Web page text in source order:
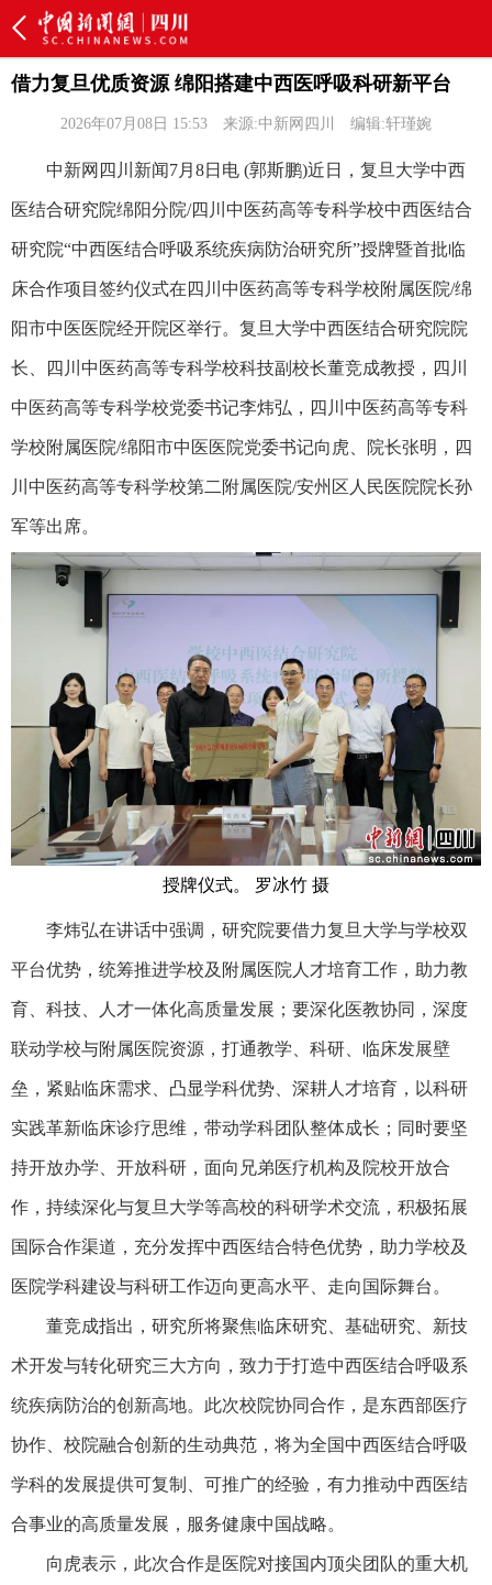
借力复旦优质资源 绵阳搭建中西医呼吸科研新平台
2026年07月08日 15:53 来源:中新网四川 编辑:轩瑾婉
中新网四川新闻7月8日电 (郭斯鹏)近日，复旦大学中西
医结合研究院绵阳分院/四川中医药高等专科学校中西医结合
研究院“中西医结合呼吸系统疾病防治研究所”授牌暨首批临
床合作项目签约仪式在四川中医药高等专科学校附属医院/绵
阳市中医医院经开院区举行。复旦大学中西医结合研究院院
长、四川中医药高等专科学校科技副校长董竞成教授，四川
中医药高等专科学校党委书记李炜弘，四川中医药高等专科
学校附属医院/绵阳市中医医院党委书记向虎、院长张明，四
川中医药高等专科学校第二附属医院/安州区人民医院院长孙
军等出席。
授牌仪式。 罗冰竹 摄
李炜弘在讲话中强调，研究院要借力复旦大学与学校双
平台优势，统筹推进学校及附属医院人才培育工作，助力教
育、科技、人才一体化高质量发展；要深化医教协同，深度
联动学校与附属医院资源，打通教学、科研、临床发展壁
垒，紧贴临床需求、凸显学科优势、深耕人才培育，以科研
实践革新临床诊疗思维，带动学科团队整体成长；同时要坚
持开放办学、开放科研，面向兄弟医疗机构及院校开放合
作，持续深化与复旦大学等高校的科研学术交流，积极拓展
国际合作渠道，充分发挥中西医结合特色优势，助力学校及
医院学科建设与科研工作迈向更高水平、走向国际舞台。
董竞成指出，研究所将聚焦临床研究、基础研究、新技
术开发与转化研究三大方向，致力于打造中西医结合呼吸系
统疾病防治的创新高地。此次校院协同合作，是东西部医疗
协作、校院融合创新的生动典范，将为全国中西医结合呼吸
学科的发展提供可复制、可推广的经验，有力推动中西医结
合事业的高质量发展，服务健康中国战略。
向虎表示，此次合作是医院对接国内顶尖团队的重大机